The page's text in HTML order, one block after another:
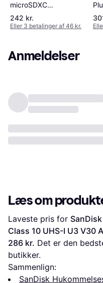
microSDXC
Class 10 UHS-I
U3 V30 A2
Adapter
242 kr.
Eller 3 betalinger af 46 kr.
Anmeldelser
Læs om
Laveste pris for
Class 10 UHS-I U3 V30
286 kr. Det er den
butikker.
Sammenlign:
SanDisk